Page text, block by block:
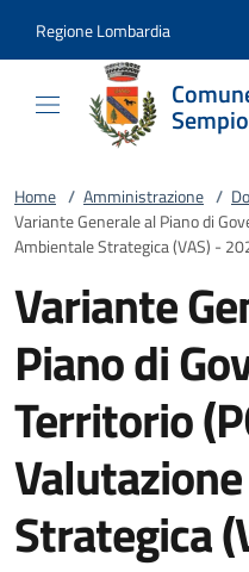
Regione Lombardia
Home / Amministrazione /
Variante Generale al Piano di
Ambientale Strategica (VAS) -
Variante
Piano di
Territorio
Strategica